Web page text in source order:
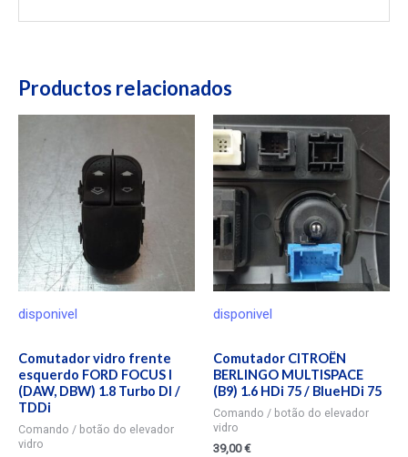
Productos relacionados
disponivel
Comutador vidro frente
esquerdo FORD FOCUS I
(DAW, DBW) 1.8 Turbo DI /
TDDi
Comando / botão do elevador
vidro
disponivel
Comutador CITROËN
BERLINGO MULTISPACE
(B9) 1.6 HDi 75 / BlueHDi 75
Comando / botão do elevador
vidro
39,00€